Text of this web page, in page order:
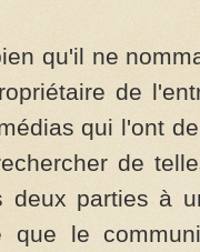
qu'il ne
de
qui l'ont
de
deux parties à
que le